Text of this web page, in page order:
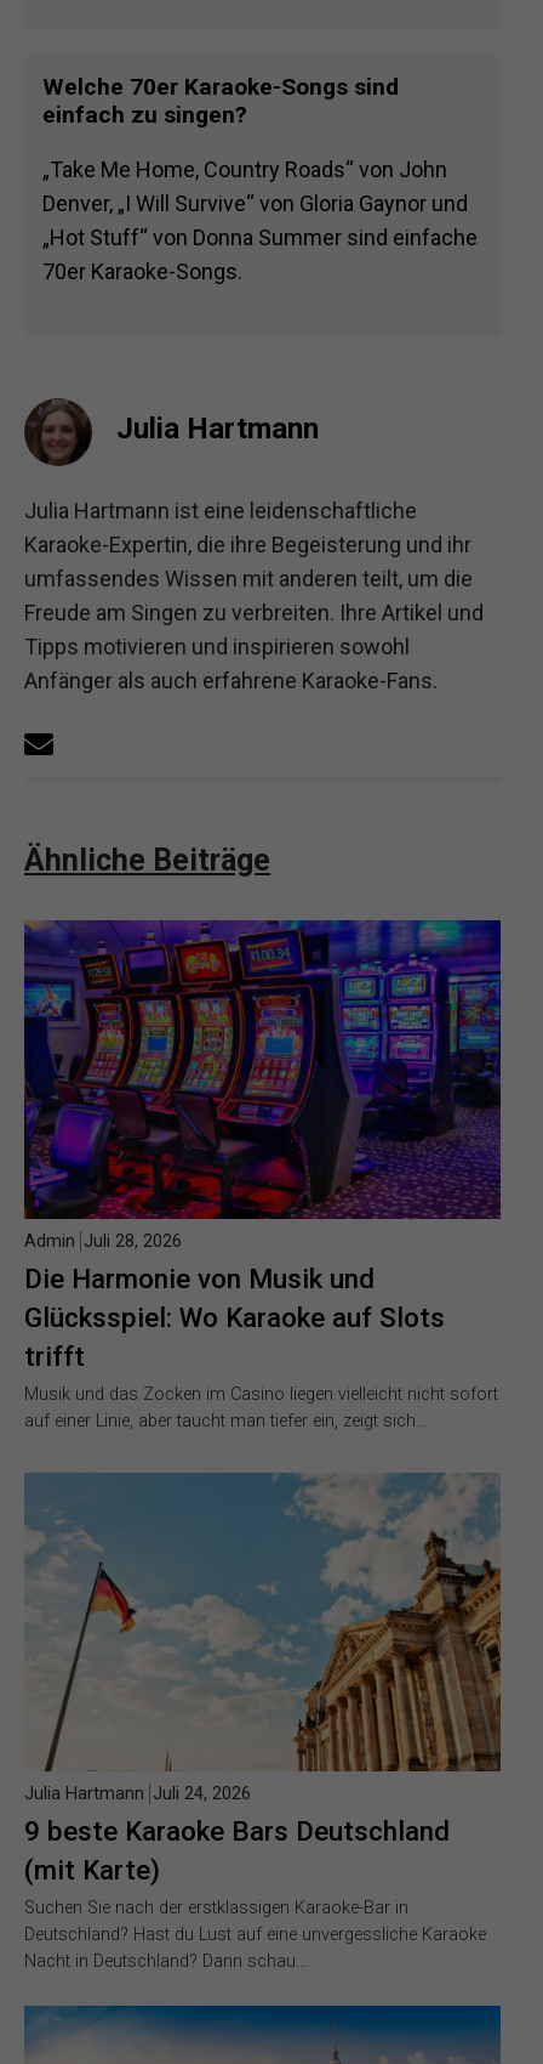
Welche 70er Karaoke-Songs sind
einfach zu singen?
„Take Me Home, Country Roads“ von John
Denver, „I Will Survive“ von Gloria Gaynor und
„Hot Stuff“ von Donna Summer sind einfache
70er Karaoke-Songs.
Julia Hartmann
Julia Hartmann ist eine leidenschaftliche
Karaoke-Expertin, die ihre Begeisterung und ihr
umfassendes Wissen mit anderen teilt, um die
Freude am Singen zu verbreiten. Ihre Artikel und
Tipps motivieren und inspirieren sowohl
Anfänger als auch erfahrene Karaoke-Fans.
Ähnliche Beiträge
Die Harmonie von Musik und
Glücksspiel: Wo Karaoke auf Slots
trifft
Admin Juli 28, 2026
Musik und das Zocken im Casino liegen vielleicht nicht sofort
auf einer Linie, aber taucht man tiefer ein, zeigt sich…
9 beste Karaoke Bars Deutschland
(mit Karte)
Julia Hartmann Juli 24, 2026
Suchen Sie nach der erstklassigen Karaoke-Bar in
Deutschland? Hast du Lust auf eine unvergessliche Karaoke
Nacht in Deutschland? Dann schau…